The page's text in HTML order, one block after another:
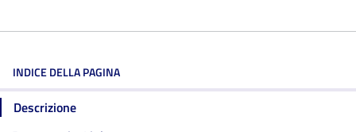
INDICE DELLA PAGINA
Descrizione